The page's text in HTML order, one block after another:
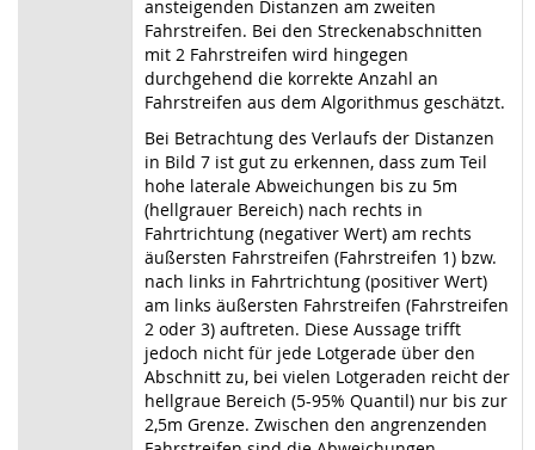
ansteigenden Distanzen am zweiten
Fahrstreifen. Bei den Streckenabschnitten
mit 2 Fahrstreifen wird hingegen
durchgehend die korrekte Anzahl an
Fahrstreifen aus dem Algorithmus geschätzt.
Bei Betrachtung des Verlaufs der Distanzen
in Bild 7 ist gut zu erkennen, dass zum Teil
hohe laterale Abweichungen bis zu 5m
(hellgrauer Bereich) nach rechts in
Fahrtrichtung (negativer Wert) am rechts
äußersten Fahrstreifen (Fahrstreifen 1) bzw.
nach links in Fahrtrichtung (positiver Wert)
am links äußersten Fahrstreifen (Fahrstreifen
2 oder 3) auftreten. Diese Aussage trifft
jedoch nicht für jede Lotgerade über den
Abschnitt zu, bei vielen Lotgeraden reicht der
hellgraue Bereich (5-95% Quantil) nur bis zur
2,5m Grenze. Zwischen den angrenzenden